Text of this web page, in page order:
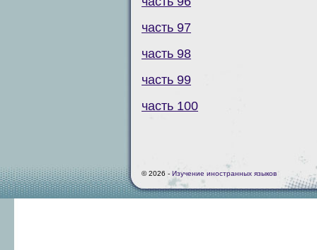
часть 97
часть 98
часть 99
часть 100
© 2026 - Изучение иностранных языков